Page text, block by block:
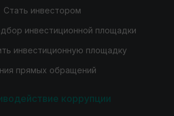
Стать инвестором
инвестиционной площадки
инвестиционную площадку
прямых обращений
коррупции